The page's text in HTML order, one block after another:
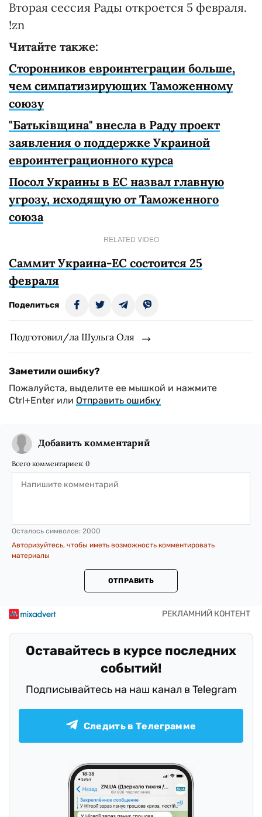
Вторая сессия Рады откроется 5 февраля.
!zn
Читайте также:
Сторонников евроинтеграции больше,
чем симпатизирующих Таможенному
союзу
"Батьківщина" внесла в Раду проект
заявления о поддержке Украиной
евроинтеграционного курса
Посол Украины в ЕС назвал главную
угрозу, исходящую от Таможенного
союза
RELATED VIDEO
Саммит Украина-ЕС состоится 25
февраля
Поделиться
Подготовил/ла Шульга Оля
Заметили ошибку?
Пожалуйста, выделите ее мышкой и нажмите
Ctrl+Enter или Отправить ошибку
Добавить комментарий
Всего комментариев: 0
Осталось символов: 2000
Авторизуйтесь, чтобы иметь возможность комментировать
материалы
ОТПРАВИТЬ
Оставайтесь в курсе последних
событий!
Подписывайтесь на наш канал в Telegram
Следить в Телеграмме